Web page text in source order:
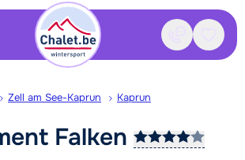
Contact
Zell am See-Kaprun Kaprun
Falken